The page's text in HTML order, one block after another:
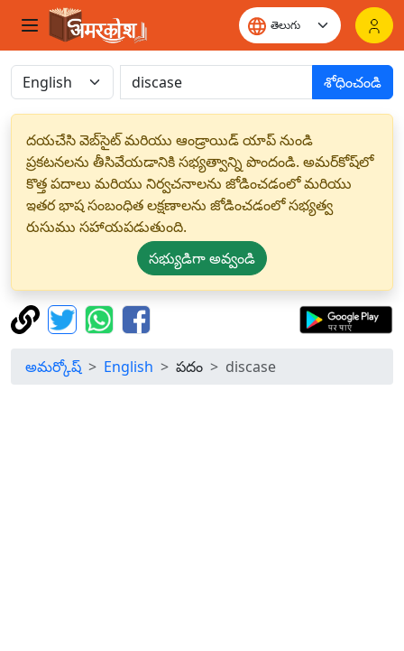
శోధించండి
దయచేసి వెబ్‌సైట్ మరియు ఆండ్రాయిడ్ యాప్ నుండి
ప్రకటనలను తీసివేయడానికి సభ్యత్వాన్ని పొందండి. అమర్‌కోష్‌లో
కొత్త పదాలు మరియు నిర్వచనాలను జోడించడంలో మరియు
ఇతర భాష సంబంధిత లక్షణాలను జోడించడంలో సభ్యత్వ
రుసుము సహాయపడుతుంది.
సభ్యుడిగా అవ్వండి
అమర్కోష్ English పదం discase